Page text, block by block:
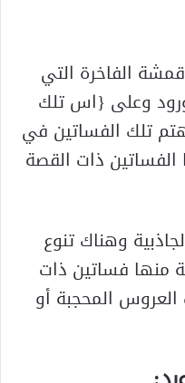
الفاخرة التي
وعلى {اس تلك
تلك الفساتين في
ذات القصة
وهناك تنوع
منها فساتين ذات
العروس المحجبة أو